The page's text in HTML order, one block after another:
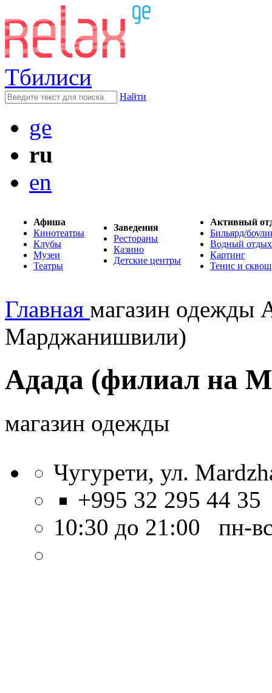
Тбилиси
Найти
ge
ru
en
Афиша
Кинотеатры
Клубы
Музеи
Театры
Заведения
Рестораны
Казино
Детские центры
Активный
Бильярд/
Водный отдых
Картинг
Тенис и сквош
Главная магазин одежды
Марджанишвили)
Адада (филиал на
магазин одежды
Чугурети, ул.
+995 32 295 44 35
10:30 до 21:00 пн-